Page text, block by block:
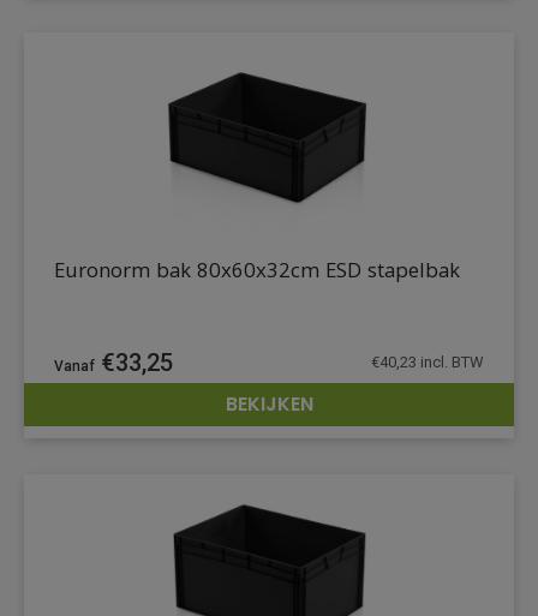
DETAILS
Euronorm bak 80x60x32cm ESD stapelbak
€33,25 €40,23 incl. BTW
BEKIJKEN